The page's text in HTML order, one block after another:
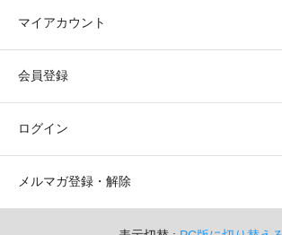
マイアカウント
会員登録
ログイン
メルマガ登録・解除